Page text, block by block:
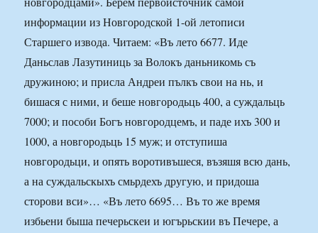
информации из Новгородской 1-ой летописи
Старшего извода. Читаем: «Въ лето 6677. Иде
Даньслав Лазутиниць за Волокъ даньникомь съ
дружиною; и присла Андреи пълкъ свои на нь, и
бишася с ними, и беше новгородьць 400, а суждальць
7000; и пособи Богъ новгородцемъ, и паде ихъ 300 и
1000, а новгородьць 15 муж; и отступиша
новгородьци, и опять воротивъшеся, възяшя всю дань,
а на суждальскыхъ смьрдехъ другую, и придоша
сторови вси»… «Въ лето 6695… Въ то же время
избьени быша печерьскеи и югърьскии въ Печере, а